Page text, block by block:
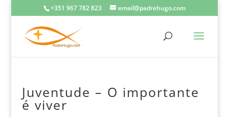
+351 967 782 823 email@padrehugo.com
Juventude – O importante
é viver